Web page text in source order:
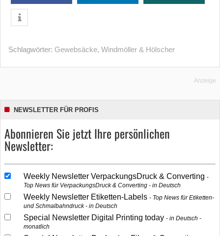
Schlagwörter: Gewebsäcke, Windmöller & Hölscher
Anzeige
NEWSLETTER FÜR PROFIS
Abonnieren Sie jetzt Ihre persönlichen
Newsletter:
Weekly Newsletter VerpackungsDruck & Converting
Top News für VerpackungsDruck & Converting - in Deutsch
Weekly Newsletter Etiketten-Labels
Top News für Etiketten-
und Schmalbahndruck - in Deutsch
Special Newsletter Digital Printing today
in Deutsch -
monatlich